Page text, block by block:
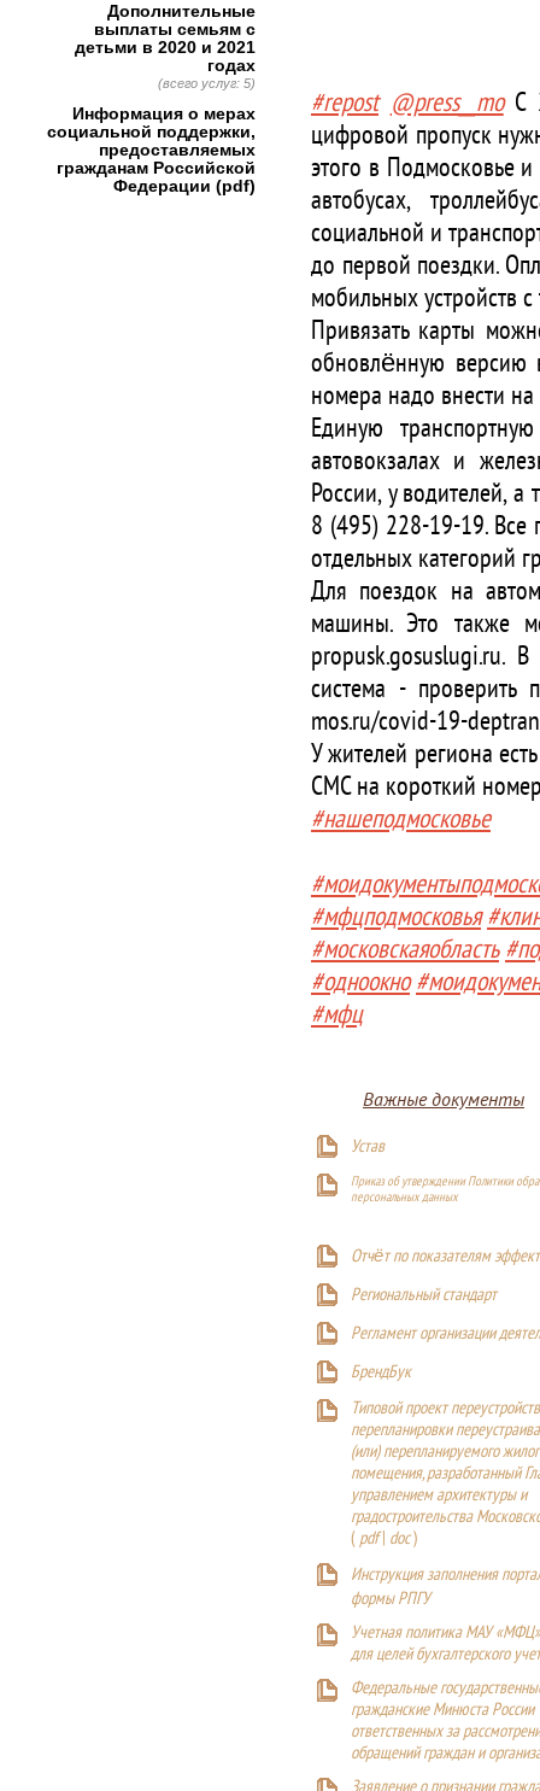
#repost @press__moС
цифровой пропуск
этого в Подмосковье
автобусах,
социальной и
до первой поездки.
мобильных устройств
Привязать карты
обновлённую версию
номера надо внести
Единую
автовокзалах и
России, у водителей,
8 (495) 228-19-19. Все
отдельных категорий
Для поездок на
машины. Это также
propusk.gosuslugi.ru.
система - проверить
mos.ru/covid-19-
У жителей региона
СМС на короткий
#нашеподмосковье
#мфцподмосковья
#московскаяобласть
#одноокно
#мфц
Важные документы
Устав
Приказ об утверждении Политики
персональных данных
Отчёт по показателям
Региональный стандарт
Регламент организации
БрендБук
Типовой проект
перепланировки
(или) перепланируемого
помещения, разработанный
управлением архитектуры и
градостроительства
(pdf| doc)
Инструкция заполнения
формы РПГУ
Учетная политика МАУ
для целей бухгалтерского
Федеральные
гражданские Минюста России
ответственных за
обращений граждан и
Дополнительные
выплаты семьям с
детьми в 2020 и 2021
годах
(всего услуг: 5)
Информация о мерах
социальной поддержки,
предоставляемых
гражданам Российской
Федерации (pdf)